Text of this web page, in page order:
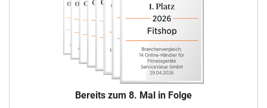
Bereits zum 8. Mal in Folge